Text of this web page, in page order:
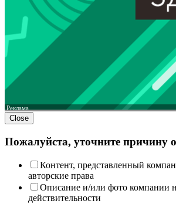
Реклама
Close
Пожалуйста, уточните причину
Контент, представленный
авторские права
Описание и/или фото компании
действительности